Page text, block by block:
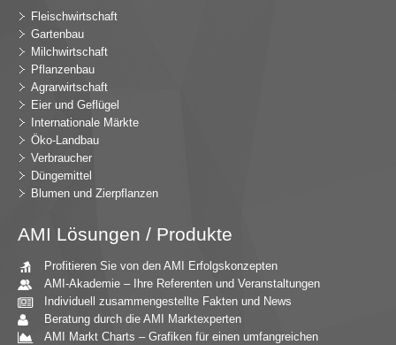
Fleischwirtschaft
Gartenbau
Milchwirtschaft
Pflanzenbau
Agrarwirtschaft
Eier und Geflügel
Internationale Märkte
Öko-Landbau
Verbraucher
Düngemittel
Blumen und Zierpflanzen
AMI Lösungen / Produkte
Profitieren Sie von den AMI Erfolgskonzepten
AMI-Akademie – Ihre Referenten und Veranstaltungen
Individuell zusammengestellte Fakten und News
Beratung durch die AMI Marktexperten
AMI Markt Charts – Grafiken für einen umfangreichen